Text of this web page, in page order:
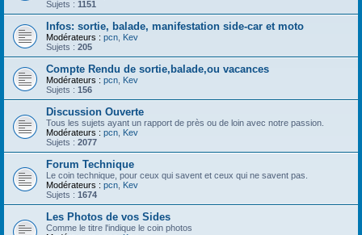
Sujets : 1151
Infos: sortie, balade, manifestation side-car et moto
Modérateurs : pcn Kev
Sujets : 205
Compte Rendu de sortie,balade,ou vacances
Modérateurs : pcn Kev
Sujets : 156
Discussion Ouverte
Tous les sujets ayant un rapport de près ou de loin avec notre passion.
Modérateurs : pcn Kev
Sujets : 2077
Forum Technique
Le coin technique, pour ceux qui savent et ceux qui ne savent pas.
Modérateurs : pcn Kev
Sujets : 1674
Les Photos de vos Sides
Comme le titre l'indique le coin photos